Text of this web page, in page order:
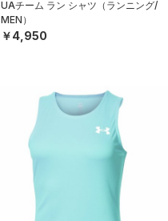
UAチーム ラン シャツ（ランニング/
MEN）
￥4,950